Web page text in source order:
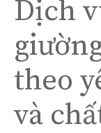
Dịch
theo
và